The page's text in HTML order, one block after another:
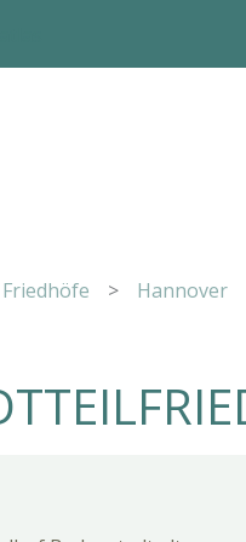
Friedhöfe > Hannover